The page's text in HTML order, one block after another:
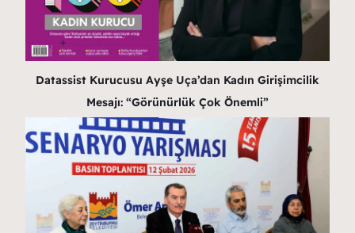
Datassist Kurucusu Ayşe Uça’dan Kadın Girişimcilik
Mesajı: “Görünürlük Çok Önemli”